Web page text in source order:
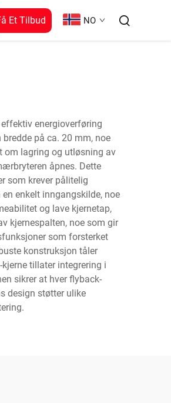
Et Tilbud NO
energioverføring
på ca. 20 mm, noe
om lagring og utløsning av
åpnes. Dette
som krever pålitelig
enkelt inngangskilde, noe
og lave kjernetap,
kjernespalten, noe som gir
som forsterket
konstruksjon tåler
tillater integrering i
sikrer at hver flyback-
design støtter ulike